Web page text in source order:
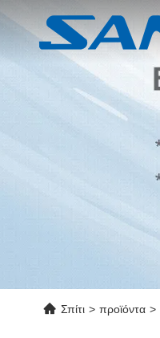
Σπίτι > προϊόντα >